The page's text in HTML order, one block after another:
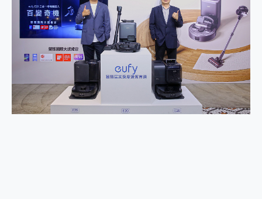
近八千元的 Soundcore Liberty 5 Pro Max，有螢幕的耳機會是智商稅嗎?
ASUS Pad 全面應援 Me Time，加碼愛奇藝黃金雙周卡體驗，專案價最低 NT$0 起